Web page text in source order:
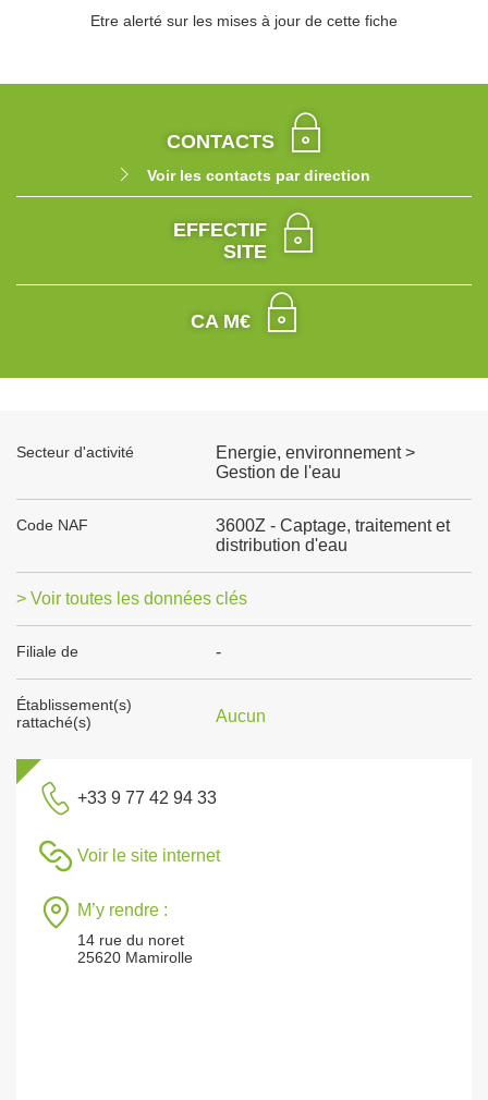
Etre alerté sur les mises à jour de cette fiche
CONTACTS
Voir les contacts par direction
EFFECTIF
SITE
CA M€
Secteur d'activité
Energie, environnement >
Gestion de l'eau
Code NAF
3600Z - Captage, traitement et
distribution d'eau
> Voir toutes les données clés
Filiale de -
Établissement(s)
rattaché(s)
Aucun
+33 9 77 42 94 33
Voir le site internet
M’y rendre :
14 rue du noret
25620 Mamirolle